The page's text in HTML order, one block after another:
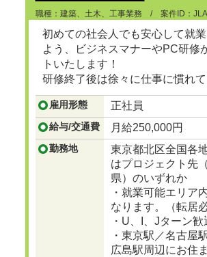
職種：建築、土木、工事業務 / 案件ID：
初めての社会人でも安心して就
よう、ビジネスマナーやPC研修
トいたします！
研修終了後は徐々に仕事に慣れて
ゆくゆくは建設プロジェクトマ
して、街で見かけるビル、マンシ
ッピングセンターなど地図に残る
設の舵をとる人材に成長...つ
雇用形態 正社員
給与/交通費 月給250,000円
勤務地
東京都北区全国各
はプロジェクト先
県）のいずれか
・就業可能エリア
なります。（転居必
・U、I、Jターン歓
・東京駅／名古屋
広島駅周辺にお住